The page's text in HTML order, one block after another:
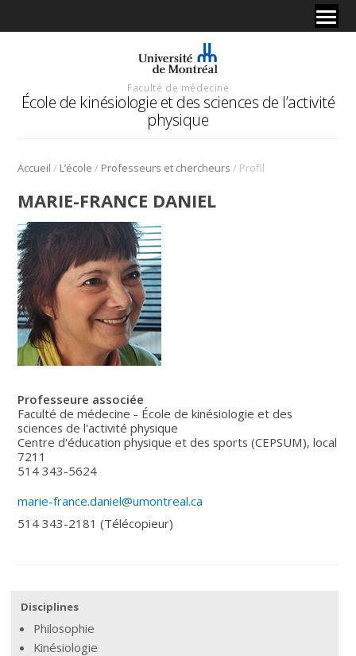
Faculté de médecine
École de kinésiologie et des sciences de l’activité
physique
Accueil / L’école / Professeurs et chercheurs / Profil
MARIE-FRANCE DANIEL
Professeure associée
Faculté de médecine - École de kinésiologie et des
sciences de l'activité physique
Centre d'éducation physique et des sports (CEPSUM), local
7211
514 343-5624
marie-france.daniel@umontreal.ca
514 343-2181(Télécopieur)
Disciplines
Philosophie
Kinésiologie